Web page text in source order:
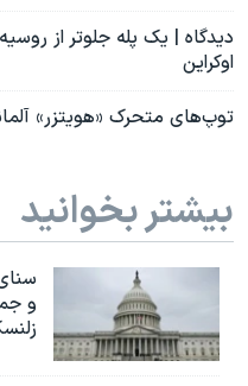
دیدگاه | یک پله جلوتر از
اوکراین
توپ‌های متحرک «هویتزر»
بیشتر بخوانید
و